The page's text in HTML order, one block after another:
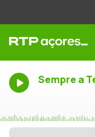
Sempre a